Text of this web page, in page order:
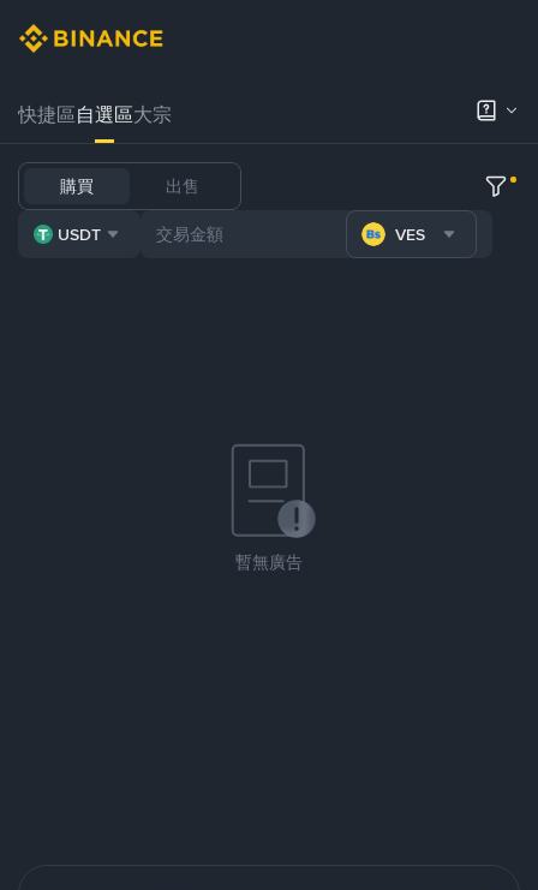
快捷區自選區大宗
購買 出售
USDT VES
暫無廣告